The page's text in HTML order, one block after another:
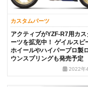
カスタムパーツ
アクティブがYZF-R7用カス
ーツを拡充中！ ゲイルスピ
ホイールやハイパープロ製
ウンスプリングも発売予定
2022年